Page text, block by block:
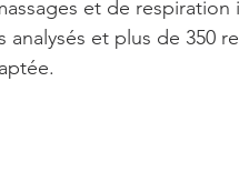
et de
analysés et plus de 350